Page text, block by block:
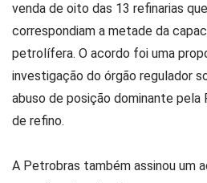
venda de oito das 13 refinarias
correspondiam a metade da
petrolífera. O acordo foi uma
investigação do órgão regulador
abuso de posição dominante
de refino.
A Petrobras também assinou um